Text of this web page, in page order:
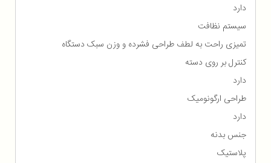
دارد
سیستم نظافت
تمیزی راحت به لطف طراحی فشرده و وزن سبک دستگاه
کنترل بر روی دسته
دارد
طراحی ارگونومیک
دارد
جنس بدنه
پلاستیک